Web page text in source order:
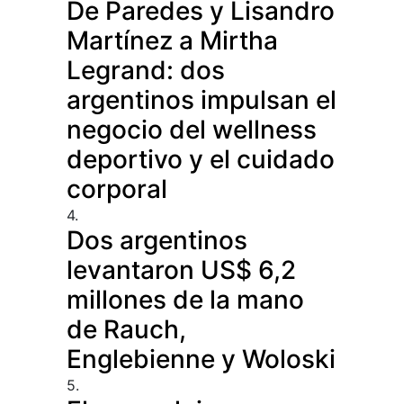
De Paredes y Lisandro
Martínez a Mirtha
Legrand: dos
argentinos impulsan el
negocio del wellness
deportivo y el cuidado
corporal
4.
Dos argentinos
levantaron US$ 6,2
millones de la mano
de Rauch,
Englebienne y Woloski
5.